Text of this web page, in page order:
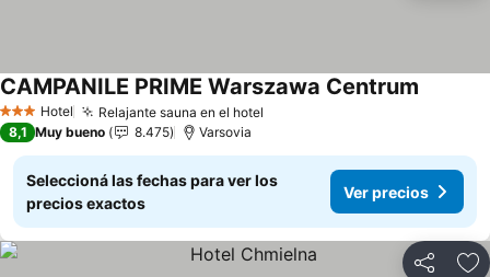
3 Estrellas
Hotel Relajante sauna en el hotel
CAMPANILE PRIME Warszawa Centrum
8,1 Muy bueno 8.475 Varsovia
Seleccioná las fechas para ver los
precios exactos
Ver precios
Compartir